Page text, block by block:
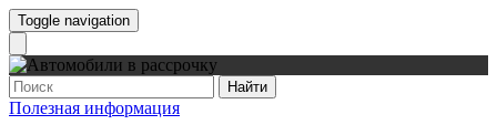
Toggle navigation
Найти
Полезная информация